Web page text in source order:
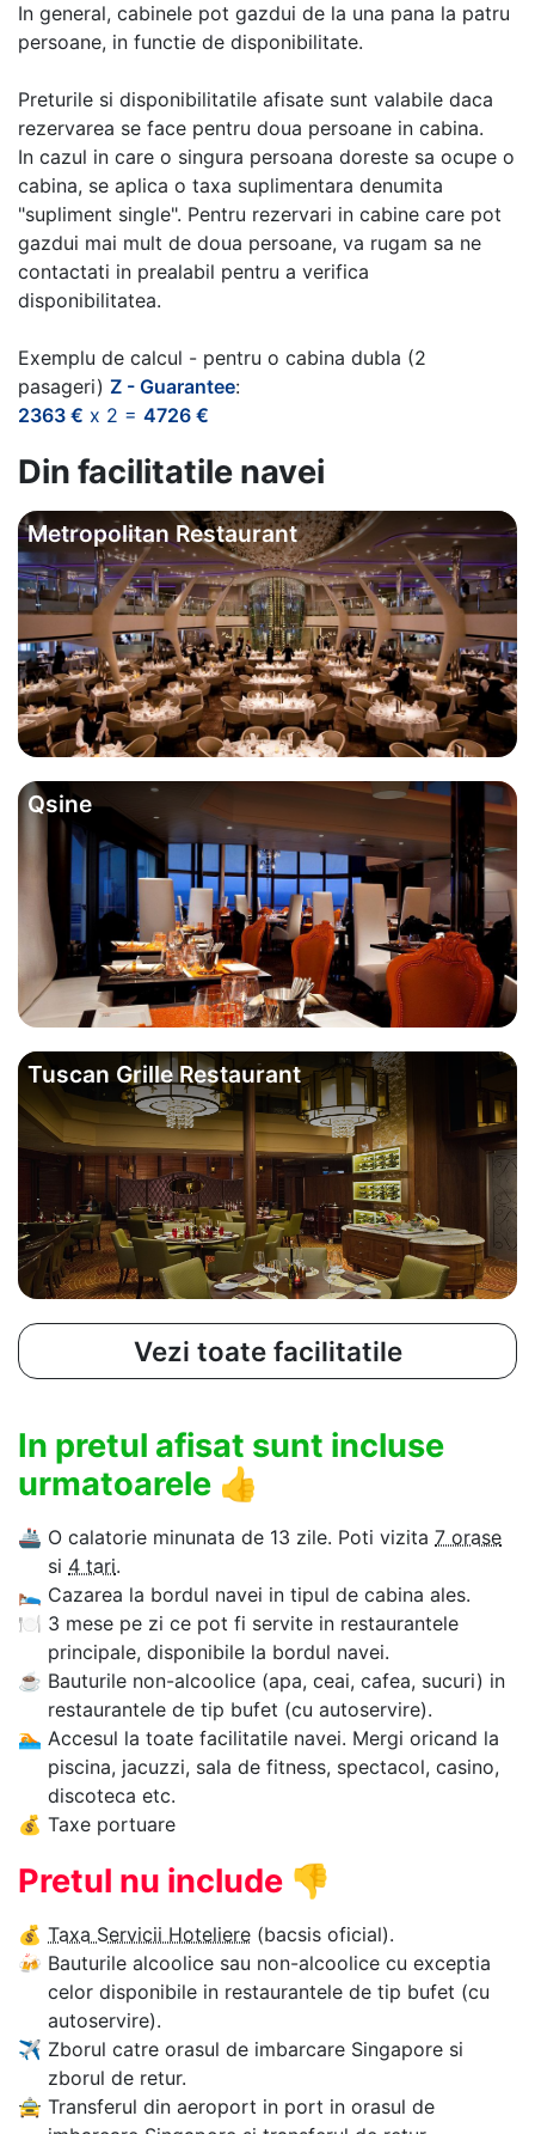
In general, cabinele pot gazdui de la una pana la patru
persoane, in functie de disponibilitate.
Preturile si disponibilitatile afisate sunt valabile daca
rezervarea se face pentru doua persoane in cabina.
In cazul in care o singura persoana doreste sa ocupe o
cabina, se aplica o taxa suplimentara denumita
"supliment single". Pentru rezervari in cabine care pot
gazdui mai mult de doua persoane, va rugam sa ne
contactati in prealabil pentru a verifica
disponibilitatea.
Exemplu de calcul - pentru o cabina dubla (2
pasageri) Z - Guarantee:
2363 € x 2 = 4726 €
Din facilitatile navei
Metropolitan Restaurant
Qsine
Tuscan Grille Restaurant
Vezi toate facilitatile
In pretul afisat sunt incluse
urmatoarele 👍
🚢 O calatorie minunata de 13 zile. Poti vizita 7 orase
si 4 tari.
🛌 Cazarea la bordul navei in tipul de cabina ales.
🍽 3 mese pe zi ce pot fi servite in restaurantele
principale, disponibile la bordul navei.
☕ Bauturile non-alcoolice (apa, ceai, cafea, sucuri) in
restaurantele de tip bufet (cu autoservire).
🏊‍ Accesul la toate facilitatile navei. Mergi oricand la
piscina, jacuzzi, sala de fitness, spectacol, casino,
discoteca etc.
💰 Taxe portuare
Pretul nu include 👎
💰 Taxa Servicii Hoteliere (bacsis oficial).
🍻 Bauturile alcoolice sau non-alcoolice cu exceptia
celor disponibile in restaurantele de tip bufet (cu
autoservire).
✈ Zborul catre orasul de imbarcare Singapore si
zborul de retur.
🚖 Transferul din aeroport in port in orasul de